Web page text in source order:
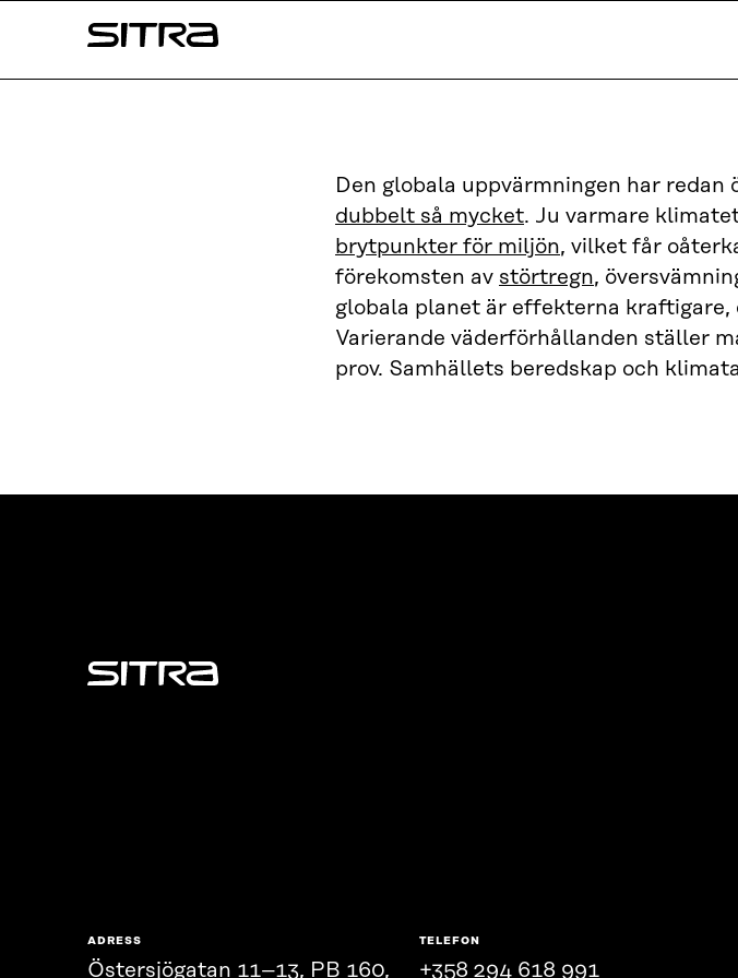
↓
Sitra
Den globala uppvärmningen har redan
dubbelt så mycket. Ju varmare
brytpunkter för miljön, vilket får
förekomsten av störtregn,
globala planet är effekterna kraftigare,
Varierande väderförhållanden ställer
prov. Samhällets beredskap och
Sitra
ADRESS
Östersjögatan 11–13, PB 160,
TELEFON
+358 294 618 991